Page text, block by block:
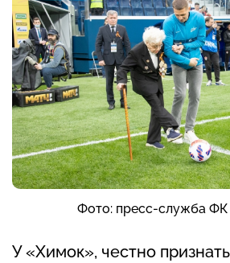
Фото: пресс-служба ФК
У «Химок», честно